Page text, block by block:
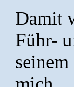
Damit
Führ-